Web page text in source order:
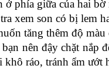
ở phía giữa của hai
tra xem son có bị
muốn tăng thêm độ
nên đậy chặt nắp
ráo, tránh ẩm ướt